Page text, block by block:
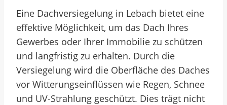
Eine Dachversiegelung in Lebach bietet eine
effektive Möglichkeit, um das Dach Ihres
Gewerbes oder Ihrer Immobilie zu schützen
und langfristig zu erhalten. Durch die
Versiegelung wird die Oberfläche des Daches
vor Witterungseinflüssen wie Regen, Schnee
und UV-Strahlung geschützt. Dies trägt nicht